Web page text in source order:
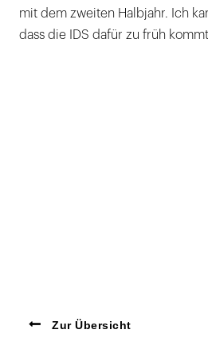
mit dem zweiten Halbjahr. Ich
dass die IDS dafür zu früh
Zur Übersicht